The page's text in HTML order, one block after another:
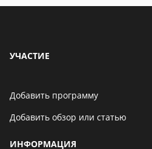
УЧАСТИЕ
Добавить программу
Добавить обзор или статью
ИНФОРМАЦИЯ